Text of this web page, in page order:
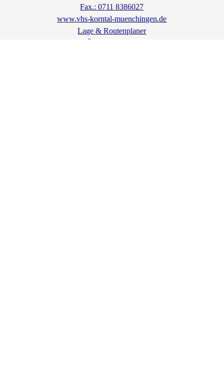
Fax.: 0711 8386027
www.vhs-korntal-muenchingen.de
Lage & Routenplaner